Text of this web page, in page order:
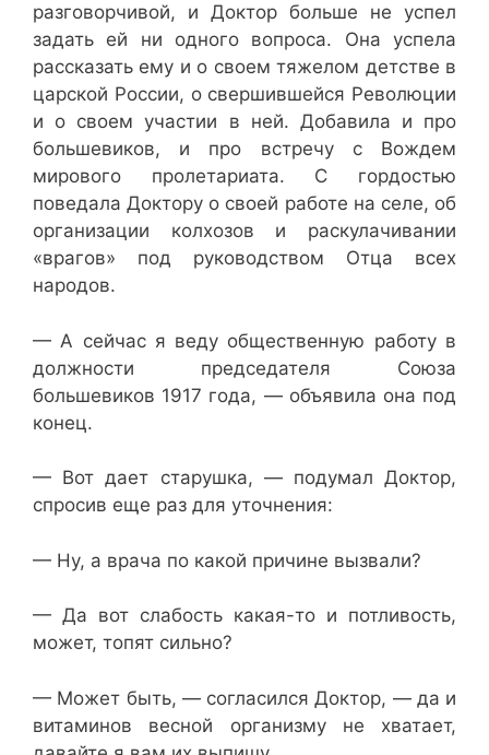
разговорчивой, и Доктор больше не успел
задать ей ни одного вопроса. Она успела
рассказать ему и о своем тяжелом детстве в
царской России, о свершившейся Революции
и о своем участии в ней. Добавила и про
большевиков, и про встречу с Вождем
мирового пролетариата. С гордостью
поведала Доктору о своей работе на селе, об
организации колхозов и раскулачивании
«врагов» под руководством Отца всех
народов.
— А сейчас я веду общественную работу в
должности председателя Союза
большевиков 1917 года, — объявила она под
конец.
— Вот дает старушка, — подумал Доктор,
спросив еще раз для уточнения:
— Ну, а врача по какой причине вызвали?
— Да вот слабость какая-то и потливость,
может, топят сильно?
— Может быть, — согласился Доктор, — да и
витаминов весной организму не хватает,